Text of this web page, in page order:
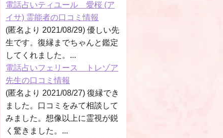
電話占いティユール 愛桜 (ア
イサ) 霊能者の口コミ情報
(匿名より 2021/08/29) 優しい先
生です。復縁までちゃんと鑑定
してくれました。...
電話占いフェリース トレゾア
先生の口コミ情報
(匿名より 2021/08/27) 復縁でき
ました。口コミをみて相談して
みました。想像以上に霊視が鋭
く驚きました。...